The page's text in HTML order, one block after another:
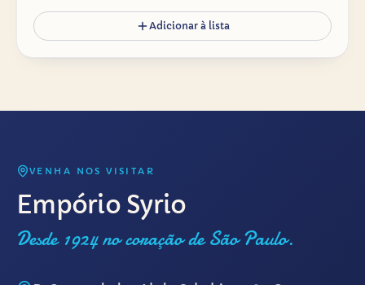
Adicionar à lista
VENHA NOS VISITAR
Empório Syrio
Desde 1924 no coração de São Paulo.